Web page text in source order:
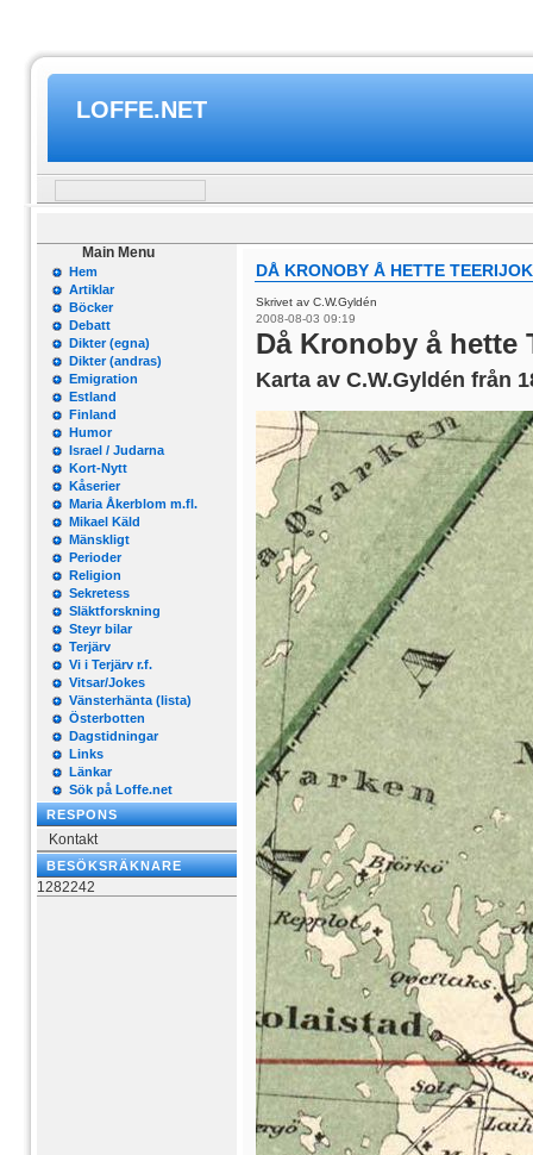
LOFFE.NET
Main Menu
Hem
Artiklar
Böcker
Debatt
Dikter (egna)
Dikter (andras)
Emigration
Estland
Finland
Humor
Israel / Judarna
Kort-Nytt
Kåserier
Maria Åkerblom m.fl.
Mikael Käld
Mänskligt
Perioder
Religion
Sekretess
Släktforskning
Steyr bilar
Terjärv
Vi i Terjärv r.f.
Vitsar/Jokes
Vänsterhänta (lista)
Österbotten
Dagstidningar
Links
Länkar
Sök på Loffe.net
RESPONS
Kontakt
BESÖKSRÄKNARE
1282242
DÅ KRONOBY Å HETTE
Skrivet av C.W.Gyldén
2008-08-03 09:19
Då Kronoby å hette
Karta av C.W.Gyldén från